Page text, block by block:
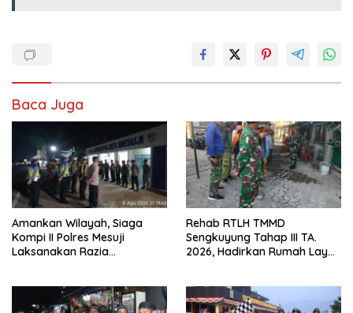
Baca Juga
Amankan Wilayah, Siaga
Kompi II Polres Mesuji
Laksanakan Razia
Rehab RTLH TMMD
Sengkuyung Tahap III TA.
2026, Hadirkan Rumah Layak